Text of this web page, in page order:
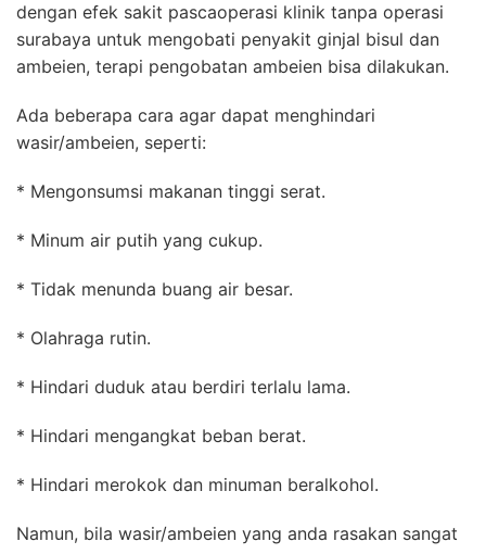
dengan efek sakit pascaoperasi klinik tanpa operasi
surabaya untuk mengobati penyakit ginjal bisul dan
ambeien, terapi pengobatan ambeien bisa dilakukan.
Ada beberapa cara agar dapat menghindari
wasir/ambeien, seperti:
* Mengonsumsi makanan tinggi serat.
* Minum air putih yang cukup.
* Tidak menunda buang air besar.
* Olahraga rutin.
* Hindari duduk atau berdiri terlalu lama.
* Hindari mengangkat beban berat.
* Hindari merokok dan minuman beralkohol.
Namun, bila wasir/ambeien yang anda rasakan sangat